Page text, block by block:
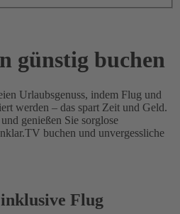
günstig buchen
Urlaubsgenuss, indem Flug und
werden – das spart Zeit und Geld.
genießen Sie sorglose
buchen und unvergessliche
Flug